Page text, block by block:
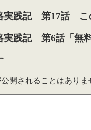
実践記 第17話 こ
実践記 第6話「無
開されることはありま